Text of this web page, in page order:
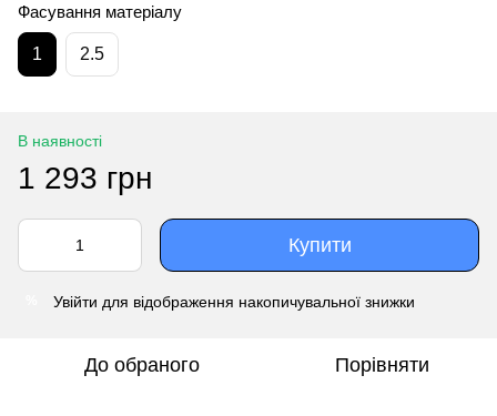
Фасування матеріалу
1 2.5
В наявності
1 293 грн
Купити
Увійти для відображення накопичувальної знижки
До обраного Порівняти